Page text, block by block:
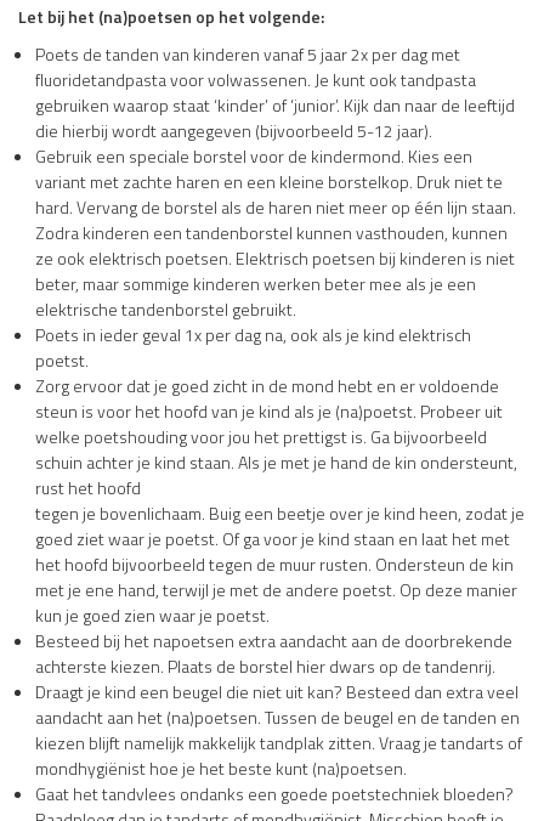
Let bij het (na)poetsen op het volgende:
Poets de tanden van kinderen vanaf 5 jaar 2x per dag met
fluoridetandpasta voor volwassenen. Je kunt ook tandpasta
gebruiken waarop staat ‘kinder’ of ‘junior’. Kijk dan naar de leeftijd
die hierbij wordt aangegeven (bijvoorbeeld 5-12 jaar).
Gebruik een speciale borstel voor de kindermond. Kies een
variant met zachte haren en een kleine borstelkop. Druk niet te
hard. Vervang de borstel als de haren niet meer op één lijn staan.
Zodra kinderen een tandenborstel kunnen vasthouden, kunnen
ze ook elektrisch poetsen. Elektrisch poetsen bij kinderen is niet
beter, maar sommige kinderen werken beter mee als je een
elektrische tandenborstel gebruikt.
Poets in ieder geval 1x per dag na, ook als je kind elektrisch
poetst.
Zorg ervoor dat je goed zicht in de mond hebt en er voldoende
steun is voor het hoofd van je kind als je (na)poetst. Probeer uit
welke poetshouding voor jou het prettigst is. Ga bijvoorbeeld
schuin achter je kind staan. Als je met je hand de kin ondersteunt,
rust het hoofd
tegen je bovenlichaam. Buig een beetje over je kind heen, zodat je
goed ziet waar je poetst. Of ga voor je kind staan en laat het met
het hoofd bijvoorbeeld tegen de muur rusten. Ondersteun de kin
met je ene hand, terwijl je met de andere poetst. Op deze manier
kun je goed zien waar je poetst.
Besteed bij het napoetsen extra aandacht aan de doorbrekende
achterste kiezen. Plaats de borstel hier dwars op de tandenrij.
Draagt je kind een beugel die niet uit kan? Besteed dan extra veel
aandacht aan het (na)poetsen. Tussen de beugel en de tanden en
kiezen blijft namelijk makkelijk tandplak zitten. Vraag je tandarts of
mondhygiënist hoe je het beste kunt (na)poetsen.
Gaat het tandvlees ondanks een goede poetstechniek bloeden?